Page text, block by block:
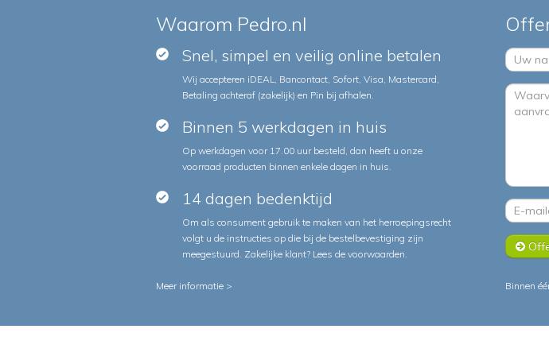
Waarom Pedro.nl
Snel, simpel en veilig online betalen
Wij accepteren iDEAL, Bancontact, Sofort, Visa, Mastercard,
Betaling achteraf (zakelijk) en Pin bij afhalen.
Binnen 5 werkdagen in huis
Op werkdagen voor 17.00 uur besteld, dan heeft u onze
voorraad producten binnen enkele dagen in huis.
14 dagen bedenktijd
Om als consument gebruik te maken van het herroepingsrecht
volgt u de instructies op die bij de bestelbevestiging zijn
meegestuurd. Zakelijke klant? Lees de voorwaarden.
Meer informatie > Binnen